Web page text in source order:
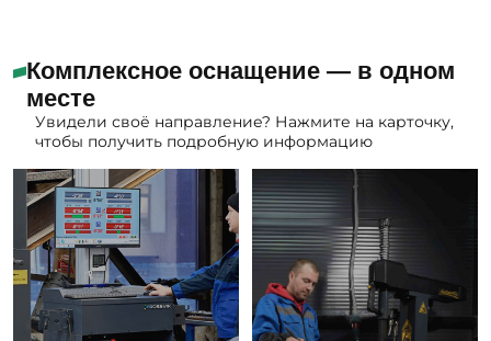
Комплексное оснащение — в одном
месте
Увидели своё направление? Нажмите на карточку,
чтобы получить подробную информацию